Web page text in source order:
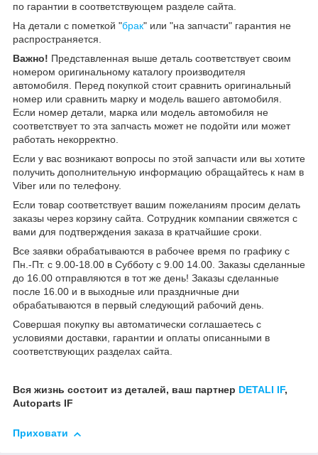
по гарантии в соответствующем разделе сайта.
На детали с пометкой "брак" или "на запчасти" гарантия не
распространяется.
Важно! Представленная выше деталь соответствует своим
номером оригинальному каталогу производителя
автомобиля. Перед покупкой стоит сравнить оригинальный
номер или сравнить марку и модель вашего автомобиля.
Если номер детали, марка или модель автомобиля не
соответствует то эта запчасть может не подойти или может
работать некорректно.
Если у вас возникают вопросы по этой запчасти или вы хотите
получить дополнительную информацию обращайтесь к нам в
Viber или по телефону.
Если товар соответствует вашим пожеланиям просим делать
заказы через корзину сайта. Сотрудник компании свяжется с
вами для подтверждения заказа в кратчайшие сроки.
Все заявки обрабатываются в рабочее время по графику с
Пн.-Пт. с 9.00-18.00 в Субботу с 9.00 14.00. Заказы сделанные
до 16.00 отправляются в тот же день! Заказы сделанные
после 16.00 и в выходные или праздничные дни
обрабатываются в первый следующий рабочий день.
Совершая покупку вы автоматически соглашаетесь с
условиями доставки, гарантии и оплаты описанными в
соответствующих разделах сайта.
Вся жизнь состоит из деталей, ваш партнер DETALI IF,
Autoparts IF
Приховати